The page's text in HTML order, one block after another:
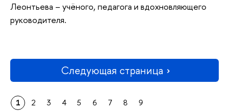
Леонтьева – учёного, педагога и вдохновляющего
руководителя.
Следующая страница
1 2 3 4 5 6 7 8 9